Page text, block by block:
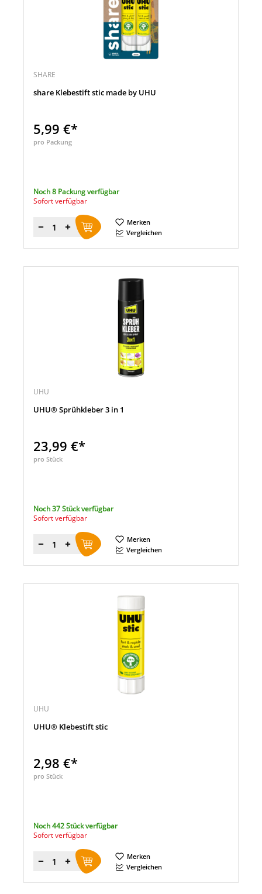
SHARE
share Klebestift stic made by UHU
5,99 €*
pro Packung
Noch 8 Packung verfügbar
Sofort verfügbar
Menge
Merken
Vergleichen
UHU
UHU® Sprühkleber 3 in 1
23,99 €*
pro Stück
Noch 37 Stück verfügbar
Sofort verfügbar
Menge
Merken
Vergleichen
UHU
UHU® Klebestift stic
2,98 €*
pro Stück
Noch 442 Stück verfügbar
Sofort verfügbar
Menge
Merken
Vergleichen